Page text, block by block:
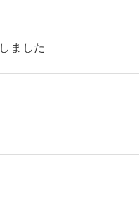
ました